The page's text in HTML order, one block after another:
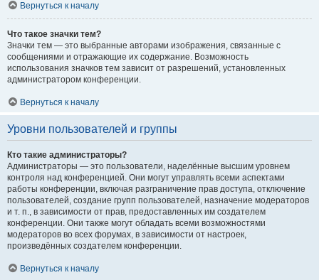
Вернуться к началу
Что такое значки тем?
Значки тем — это выбранные авторами изображения, связанные с
сообщениями и отражающие их содержание. Возможность
использования значков тем зависит от разрешений, установленных
администратором конференции.
Вернуться к началу
Уровни пользователей и группы
Кто такие администраторы?
Администраторы — это пользователи, наделённые высшим уровнем
контроля над конференцией. Они могут управлять всеми аспектами
работы конференции, включая разграничение прав доступа, отключение
пользователей, создание групп пользователей, назначение модераторов
и т. п., в зависимости от прав, предоставленных им создателем
конференции. Они также могут обладать всеми возможностями
модераторов во всех форумах, в зависимости от настроек,
произведённых создателем конференции.
Вернуться к началу